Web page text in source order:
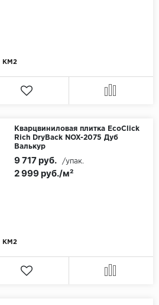
Made in Belgium
Moduleo
Natisston
КМ2
Кварцвиниловая плитка EcoClick
Rich DryBack NOX-2075 Дуб
Валькур
КМ2
2 999 руб./м²
9 717 руб. /упак.